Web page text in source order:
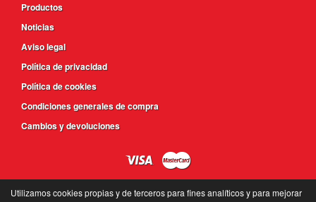
Productos
Noticias
Aviso legal
Política de privacidad
Política de cookies
Condiciones generales de compra
Cambios y devoluciones
Utilizamos cookies propias y de terceros para fines analíticos y para mejorar